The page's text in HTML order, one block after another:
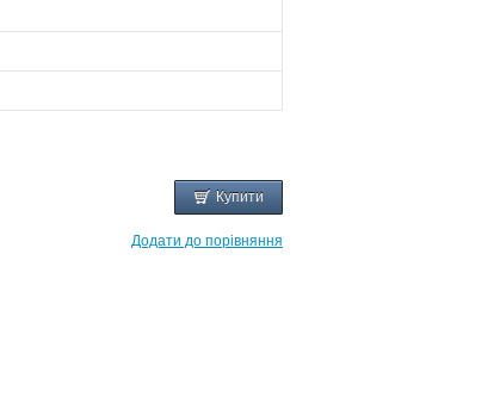
Купити
Додати до порівняння